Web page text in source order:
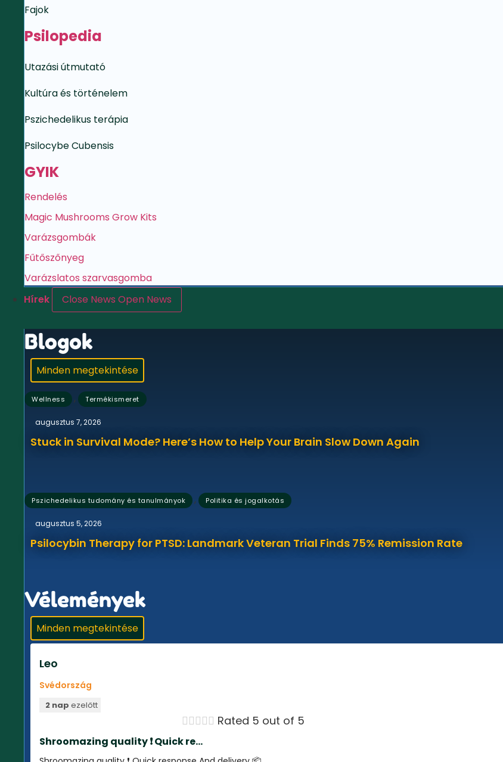
Fajok
Psilopedia
Utazási útmutató
Kultúra és történelem
Pszichedelikus terápia
Psilocybe Cubensis
GYIK
Rendelés
Magic Mushrooms Grow Kits
Varázsgombák
Fűtőszőnyeg
Varázslatos szarvasgomba
Hírek
Close News Open News
Blogok
Minden megtekintése
Wellness , Termékismeret
augusztus 7, 2026
Stuck in Survival Mode? Here’s How to Help Your Brain Slow Down Again
Pszichedelikus tudomány és tanulmányok , Politika és jogalkotás
augusztus 5, 2026
Psilocybin Therapy for PTSD: Landmark Veteran Trial Finds 75% Remission Rate
Vélemények
Minden megtekintése
Leo
Svédország
2 nap ezelőtt
 Rated 5 out of 5
Shroomazing quality ❗️ Quick re...